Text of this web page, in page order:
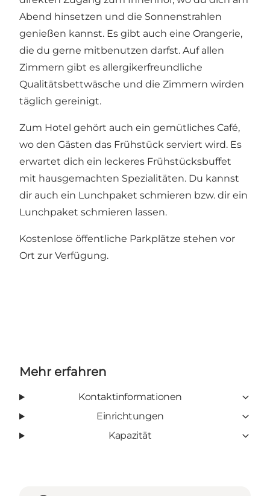
Abend hinsetzen und die Sonnenstrahlen
genießen kannst. Es gibt auch eine Orangerie,
die du gerne mitbenutzen darfst. Auf allen
Zimmern gibt es allergikerfreundliche
Qualitätsbettwäsche und die Zimmern wirden
täglich gereinigt.
Zum Hotel gehört auch ein gemütliches Café,
wo den Gästen das Frühstück serviert wird. Es
erwartet dich ein leckeres Frühstücksbuffet
mit hausgemachten Spezialitäten. Du kannst
dir auch ein Lunchpaket schmieren bzw. dir ein
Lunchpaket schmieren lassen.
Kostenlose öffentliche Parkplätze stehen vor
Ort zur Verfügung.
Mehr erfahren
Kontaktinformationen
Einrichtungen
Kapazität